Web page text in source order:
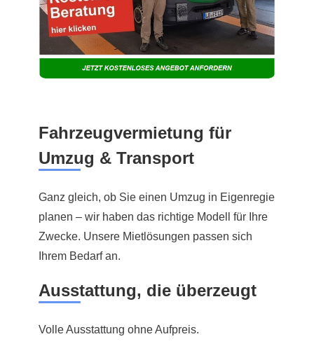
Fahrzeugvermietung für
Umzug & Transport
Ganz gleich, ob Sie einen Umzug in Eigenregie
planen – wir haben das richtige Modell für Ihre
Zwecke. Unsere Mietlösungen passen sich
Ihrem Bedarf an.
Ausstattung, die überzeugt
Volle Ausstattung ohne Aufpreis.